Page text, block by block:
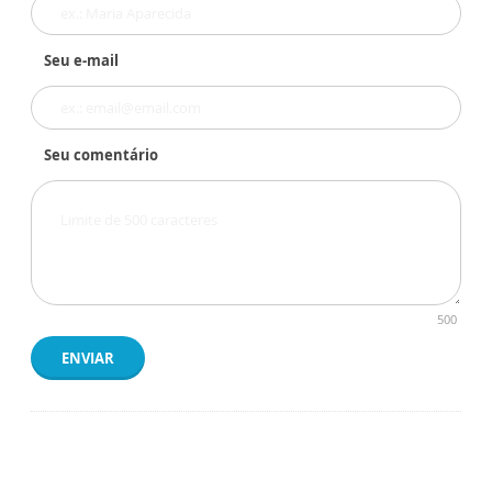
Seu e-mail
Seu comentário
500
ENVIAR